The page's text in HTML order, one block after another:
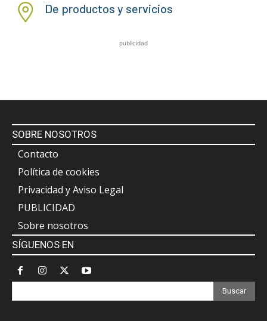
De productos y servicios
publicidad
SOBRE NOSOTROS
Contacto
Política de cookies
Privacidad y Aviso Legal
PUBLICIDAD
Sobre nosotros
SÍGUENOS EN
Buscar